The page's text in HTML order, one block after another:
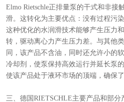
Elmo Rietschle正排量泵的干式和非接
滑。这转化为主要优点：没有过程污
这种优化的水润滑技术能够产生压力
转，驱动离心力产生压力差。与其他
同，该产品不含油，同时还允许小的
冷却剂，使泵保持高效运行并延长泵
使该产品处于液环市场的顶端，确保了
三、德国RIETSCHLE主要产品和部分